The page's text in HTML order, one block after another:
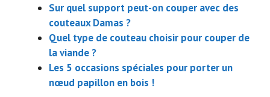
Sur quel support peut-on couper avec des
couteaux Damas ?
Quel type de couteau choisir pour couper de
la viande ?
Les 5 occasions spéciales pour porter un
nœud papillon en bois !